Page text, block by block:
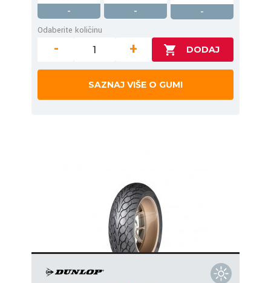
- -
-
Odaberite količinu
- +
SAZNAJ VIŠE O GUMI